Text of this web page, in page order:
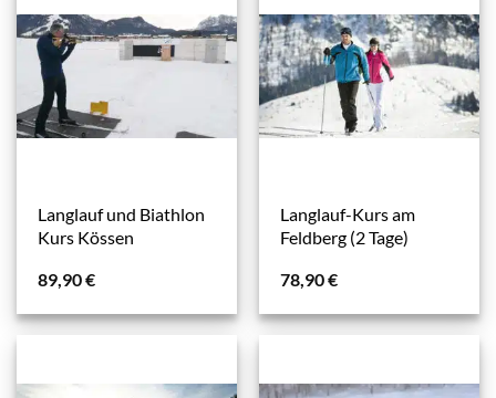
Langlauf und Biathlon
Kurs Kössen
89,90€
Langlauf-Kurs am
Feldberg (2 Tage)
78,90€